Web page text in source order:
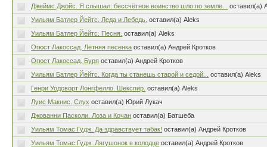
Джеймс Джойс. Я слышал: бессчётное воинство шло по земле...
оставил(а)
Уильям Батлер Йейтс. Леда и Лебедь. оставил(а) Aleks
Уильям Батлер Йейтс. Песня. оставил(а) Aleks
Огюст Лакоссад. Летняя песенка оставил(а) Андрей Кротков
Огюст Лакоссад. Буря оставил(а) Андрей Кротков
Уильям Батлер Йейтс. Когда ты станешь старой и седой...
оставил(а) Aleks
Генри Уодсворт Лонгфелло. Шекспир. оставил(а) Aleks
Луис Макнис. Слух оставил(а) Юрий Лукач
Джованни Пасколи. Лоза и Кочан оставил(а) Батшеба
Уильям Томас Гудж. Да здравствует табак! оставил(а) Андрей Кротков
Уильям Томас Гудж. Лягушонок в колодце оставил(а) Андрей Кротков